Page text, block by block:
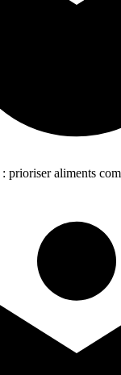
: prioriser aliments